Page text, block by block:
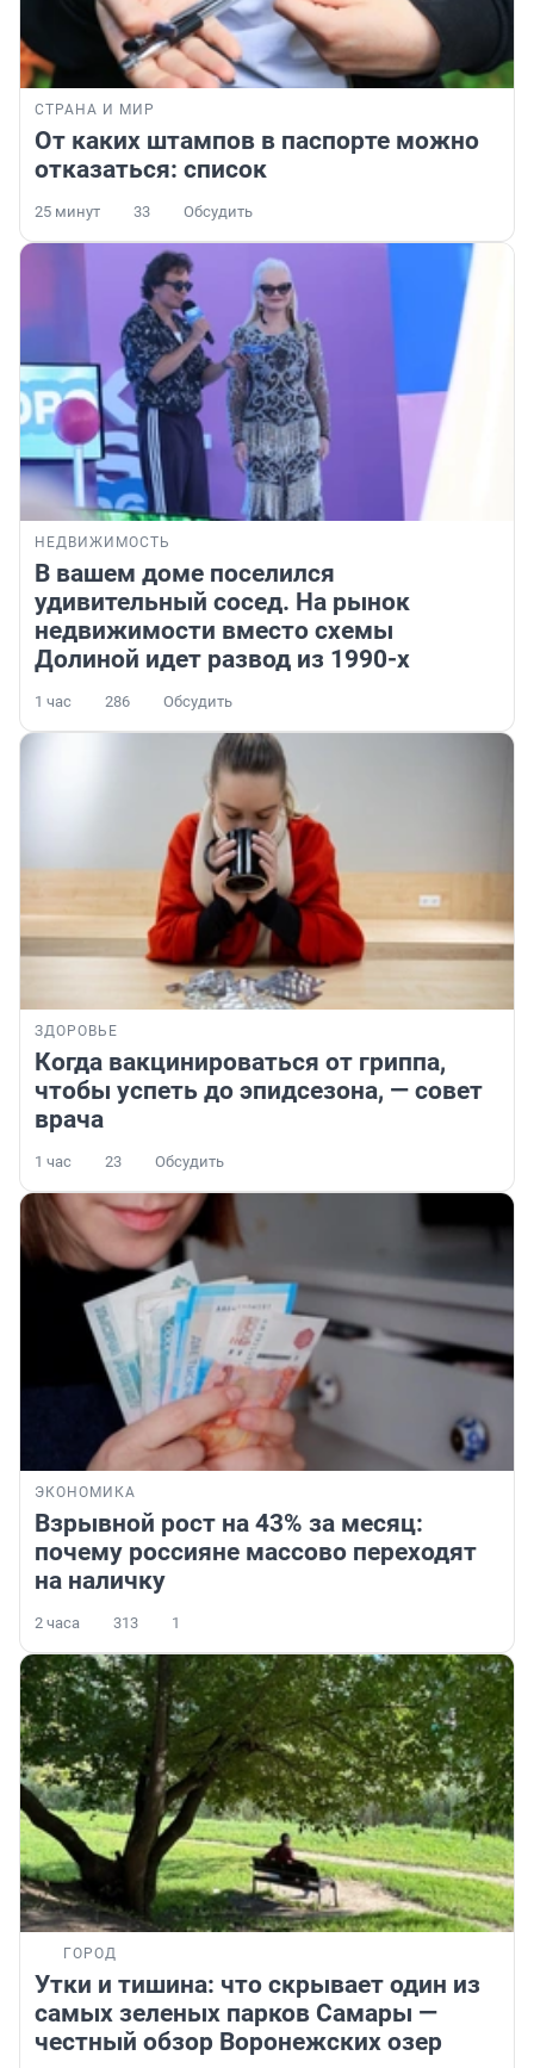
СТРАНА И МИР
От каких штампов в паспорте можно
отказаться: список
25 минут 33 Обсудить
НЕДВИЖИМОСТЬ
В вашем доме поселился
удивительный сосед. На рынок
недвижимости вместо схемы
Долиной идет развод из 1990-х
1 час 286 Обсудить
ЗДОРОВЬЕ
Когда вакцинироваться от гриппа,
чтобы успеть до эпидсезона, — совет
врача
1 час 23 Обсудить
ЭКОНОМИКА
Взрывной рост на 43% за месяц:
почему россияне массово переходят
на наличку
2 часа 313 1
ГОРОД
Утки и тишина: что скрывает один из
самых зеленых парков Самары —
честный обзор Воронежских озер